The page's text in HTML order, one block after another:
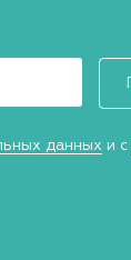
данных и с